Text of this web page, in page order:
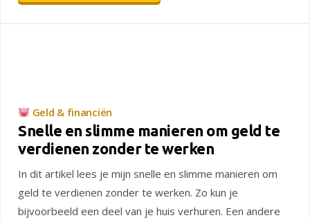
Geld & financiën
Snelle en slimme manieren om geld te
verdienen zonder te werken
In dit artikel lees je mijn snelle en slimme manieren om
geld te verdienen zonder te werken. Zo kun je
bijvoorbeeld een deel van je huis verhuren. Een andere